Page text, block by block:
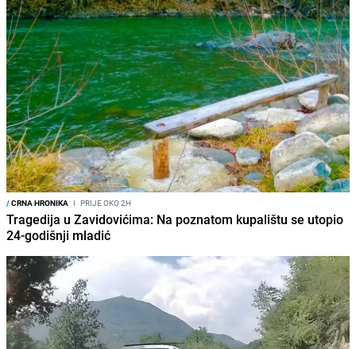
/CRNA HRONIKA I PRIJE OKO 2H
Tragedija u Zavidovićima: Na poznatom kupalištu se utopio
24-godišnji mladić